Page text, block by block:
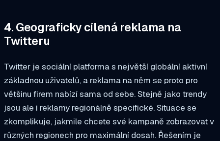
4. Geograficky cílená reklama na
Twitteru
Twitter je sociální platforma s největší globální aktivní
základnou uživatelů, a reklama na něm se proto pro
většinu firem nabízí sama od sebe. Stejně jako trendy
jsou ale i reklamy regionálně specifické. Situace se
zkomplikuje, jakmile chcete své kampaně zobrazovat v
různých regionech pro maximální dosah. Řešením je